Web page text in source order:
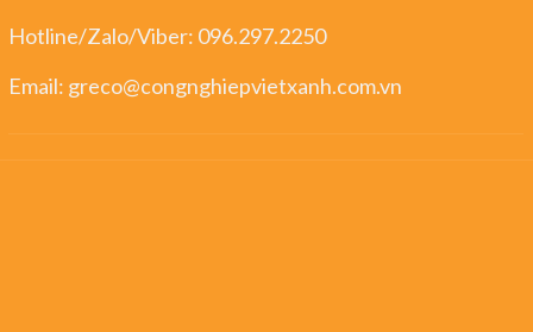
Hotline/Zalo/Viber: 096.297.2250
Email: greco@congnghiepvietxanh.com.vn